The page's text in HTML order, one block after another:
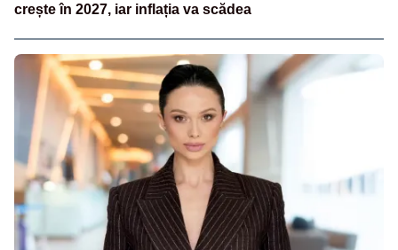
crește în 2027, iar inflația va scădea